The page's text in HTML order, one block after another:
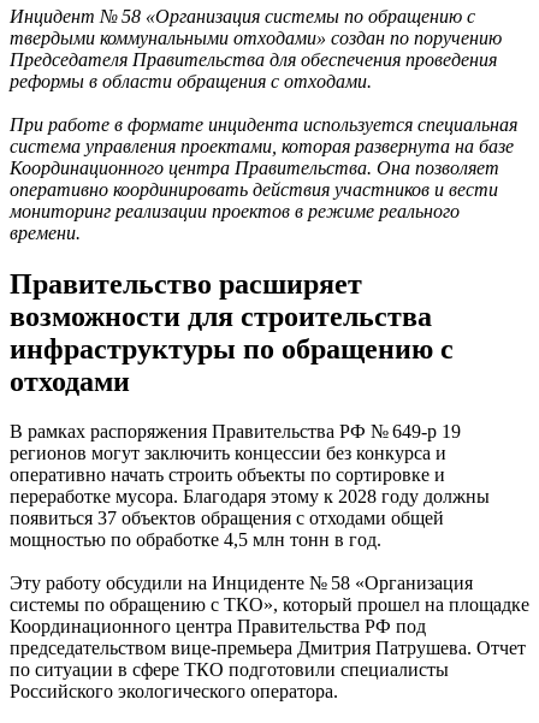
Инцидент № 58 «Организация системы по обращению с
твердыми коммунальными отходами» создан по поручению
Председателя Правительства для обеспечения проведения
реформы в области обращения с отходами.
При работе в формате инцидента используется специальная
система управления проектами, которая развернута на базе
Координационного центра Правительства. Она позволяет
оперативно координировать действия участников и вести
мониторинг реализации проектов в режиме реального
времени.
Правительство расширяет
возможности для строительства
инфраструктуры по обращению с
отходами
В рамках распоряжения Правительства РФ № 649-р 19
регионов могут заключить концессии без конкурса и
оперативно начать строить объекты по сортировке и
переработке мусора. Благодаря этому к 2028 году должны
появиться 37 объектов обращения с отходами общей
мощностью по обработке 4,5 млн тонн в год.
Эту работу обсудили на Инциденте № 58 «Организация
системы по обращению с ТКО», который прошел на площадке
Координационного центра Правительства РФ под
председательством вице-премьера Дмитрия Патрушева. Отчет
по ситуации в сфере ТКО подготовили специалисты
Российского экологического оператора.